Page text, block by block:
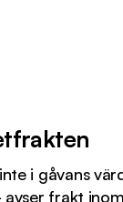
i gåvans
frakt